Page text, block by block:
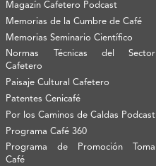
Magazín Cafetero Podcast
Memorias de la Cumbre de Café
Memorias Seminario Científico
Normas Técnicas del Sector
Cafetero
Paisaje Cultural Cafetero
Patentes Cenicafé
Por los Caminos de Caldas Podcast
Programa Café 360
Programa de Promoción Toma
Café